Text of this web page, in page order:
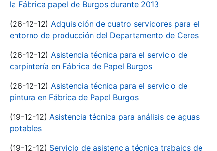
la Fábrica papel de Burgos durante 2013
(26-12-12) Adquisición de cuatro servidores para el
entorno de producción del Departamento de Ceres
(26-12-12) Asistencia técnica para el servicio de
carpintería en Fábrica de Papel Burgos
(26-12-12) Asistencia técnica para el servicio de
pintura en Fábrica de Papel Burgos
(19-12-12) Asistencia técnica para análisis de aguas
potables
(19-12-12) Servicio de asistencia técnica trabajos de